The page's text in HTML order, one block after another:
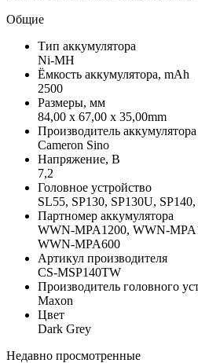
Общие
Тип аккумулятора
Ni-MH
Ёмкость аккумулятора, mAh
2500
Размеры, мм
84,00 x 67,00 x 35,00mm
Производитель аккумулятора
Cameron Sino
Напряжение, В
7,2
Головное устройство
SL55, SP130, SP130U,
Партномер аккумулятора
WWN-MPA1200, WWN-
WWN-MPA600
Артикул производителя
CS-MSP140TW
Производитель головного
Maxon
Цвет
Dark Grey
Недавно просмотренные